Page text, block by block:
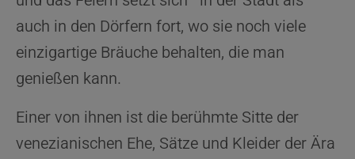
auch in den Dörfern fort, wo sie noch viele
einzigartige Bräuche behalten, die man
genießen kann.
Einer von ihnen ist die berühmte Sitte der
venezianischen Ehe, Sätze und Kleider der Ära